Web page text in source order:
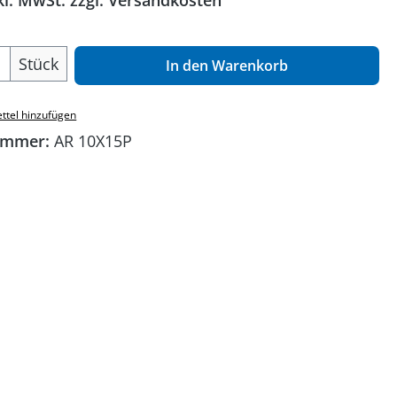
Gib den gewünschten Wert
Stück In den Warenkorb
hinzufügen
AR 10X15P